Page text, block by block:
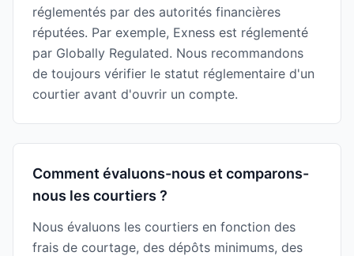
réglementés par des autorités financières
réputées. Par exemple, Exness est réglementé
par Globally Regulated. Nous recommandons
de toujours vérifier le statut réglementaire d'un
courtier avant d'ouvrir un compte.
Comment évaluons-nous et comparons-
nous les courtiers ?
Nous évaluons les courtiers en fonction des
frais de courtage, des dépôts minimums, des